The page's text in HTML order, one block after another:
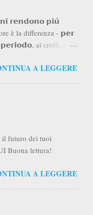
𝗿𝗲𝗻𝗱𝗼𝗻𝗼 𝗽𝗶𝘂̀
è la differenza - 𝗽𝗲𝗿
ai crolli, alle
𝗽𝗶𝘂̀ 𝗶𝗺𝗽𝗼𝗿𝘁𝗮𝗻𝘁𝗲
A LEGGERE
il futuro dei tuoi
Buona lettura!
A LEGGERE